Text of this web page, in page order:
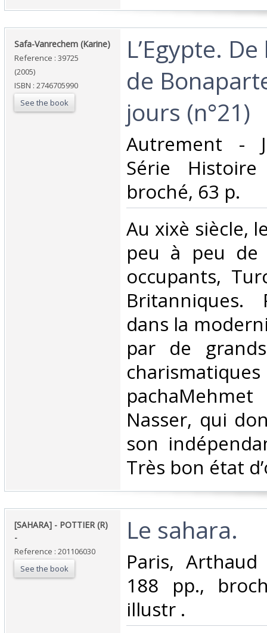
‎Safa-Vanrechem (Karine)‎
Reference : 39725
(2005)
ISBN : 2746705990
See the book
‎L’Egypte.
de
jours (n°21)‎
‎Autrement -
Série
broché, 63 p. ‎
‎Au xixè siècle,
peu à peu de
occupants,
dans la
par de
Nasser, qui
son
Très bon état
‎[SAHARA] - POTTIER (R)
- ‎
Reference : 201106030
See the book
‎Le sahara. ‎
‎Paris,
188 pp.,
illustr .‎